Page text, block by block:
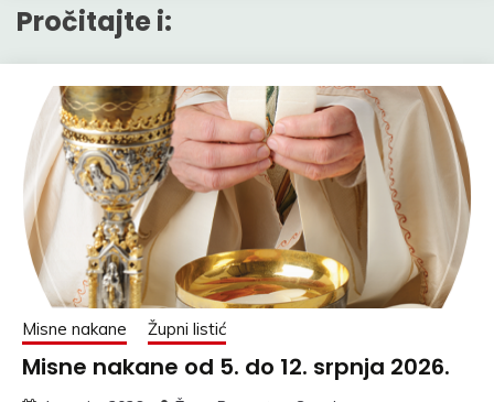
Pročitajte i:
Misne nakane Župni listić
Misne nakane od 5. do 12. srpnja 2026.